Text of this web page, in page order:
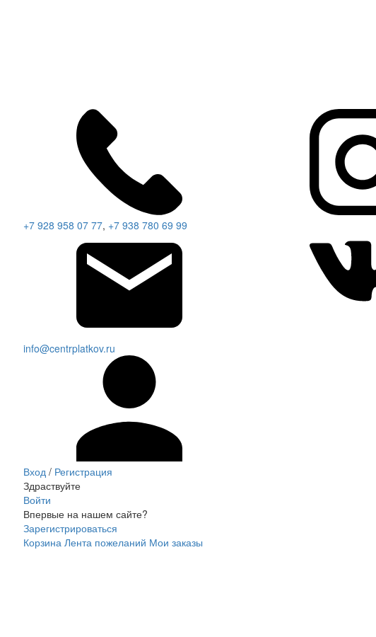
+7 928 958 07 77, +7 938 780 69 99
info@centrplatkov.ru
Вход/ Регистрация
Здраствуйте
Войти
Впервые на нашем сайте?
Зарегистрироваться
Корзина Лента пожеланий Мои заказы